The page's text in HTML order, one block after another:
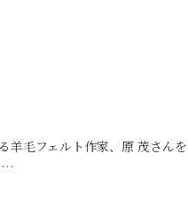
羊毛フェルト作家、原 茂さん
…